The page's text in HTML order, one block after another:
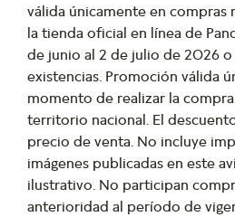
válida únicamente en compras
la tienda oficial en línea de
de junio al 2 de julio de 2026 o
existencias. Promoción válida
momento de realizar la
territorio nacional. El
precio de venta. No incluye
imágenes publicadas en este
ilustrativo. No participan
anterioridad al período de